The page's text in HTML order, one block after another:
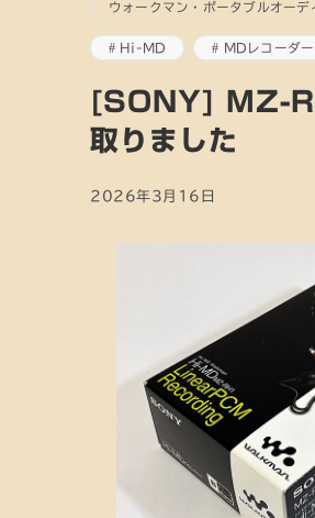
ウォークマン・ポータブルオーデ
Hi-MD MDレコーダー
[SONY] MZ-
取りました
2026年3月16日